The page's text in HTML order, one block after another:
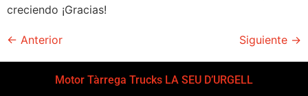
creciendo ¡Gracias!
← Anterior Siguiente →
Motor Tàrrega Trucks LA SEU D’URGELL